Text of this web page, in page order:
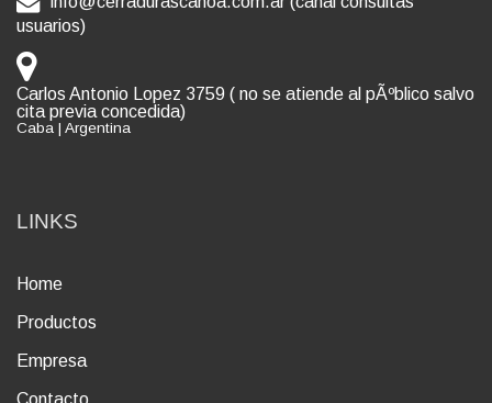
usuarios)
Carlos Antonio Lopez 3759 ( no se atiende al pÃºblico salvo
cita previa concedida)
Caba | Argentina
LINKS
Home
Productos
Empresa